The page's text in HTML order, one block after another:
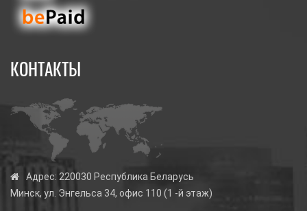
КОНТАКТЫ
Адрес: 220030 Республика Беларусь
Минск, ул. Энгельса 34, офис 110 (1 -й этаж)